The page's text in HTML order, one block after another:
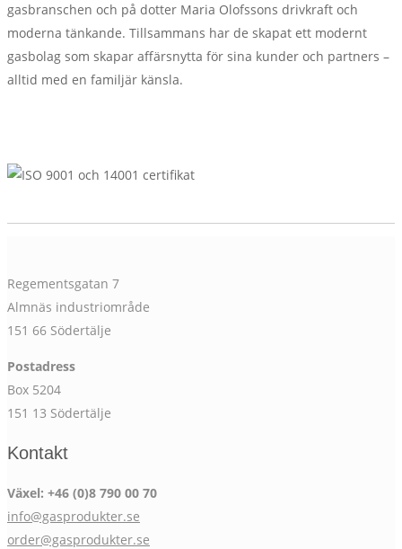
gasbranschen och på dotter Maria Olofssons drivkraft och
moderna tänkande. Tillsammans har de skapat ett modernt
gasbolag som skapar affärsnytta för sina kunder och partners –
alltid med en familjär känsla.
Regementsgatan 7
Almnäs industriområde
151 66 Södertälje
Postadress
Box 5204
151 13 Södertälje
Kontakt
Växel: +46 (0)8 790 00 70
info@gasprodukter.se
order@gasprodukter.se